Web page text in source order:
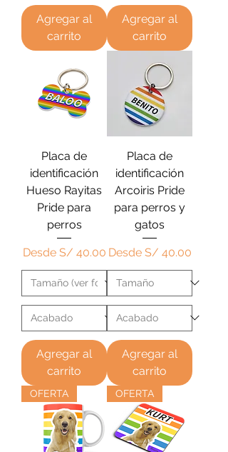
Agregar al
carrito
Agregar al
carrito
Placa de
identificación
Hueso Rayitas
Pride para
perros
Desde S/ 40.00
Precio de oferta
Agregar al
carrito
Placa de
identificación
Arcoiris Pride
para perros y
gatos
Desde S/ 40.00
Precio de oferta
Agregar al
carrito
OFERTA OFERTA